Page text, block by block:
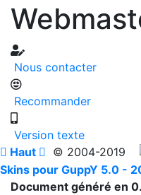
Nous contacter
Recommander
Version texte
 Haut  © 2004-2019
Skins pour GuppY 5.0 -
Document généré en